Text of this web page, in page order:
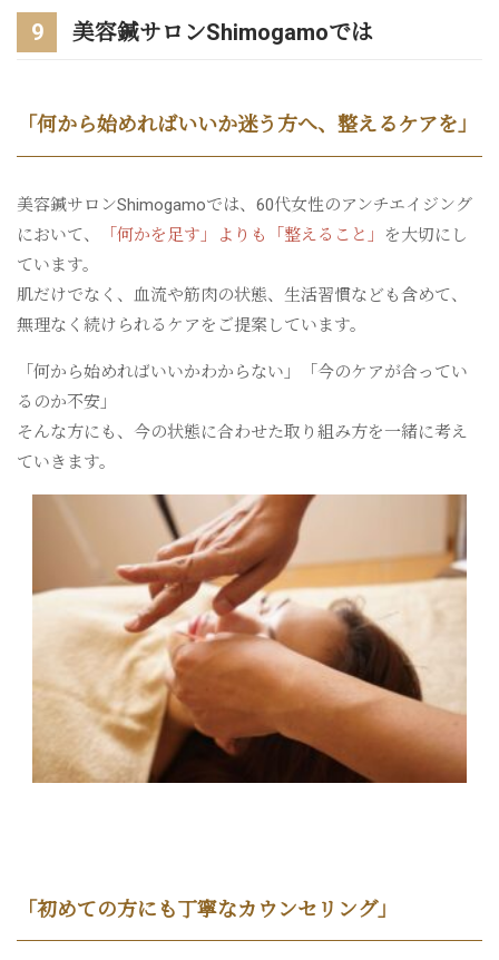
9 美容鍼サロンShimogamoでは
「何から始めればいいか迷う方へ、整えるケアを」
美容鍼サロンShimogamoでは、60代女性のアンチエイジング
において、
「何かを足す」よりも「整えること」
を大切にし
ています。
肌だけでなく、血流や筋肉の状態、生活習慣なども含めて、
無理なく続けられるケアをご提案しています。
「何から始めればいいかわからない」「今のケアが合ってい
るのか不安」
そんな方にも、今の状態に合わせた取り組み方を一緒に考え
ていきます。
「初めての方にも丁寧なカウンセリング」